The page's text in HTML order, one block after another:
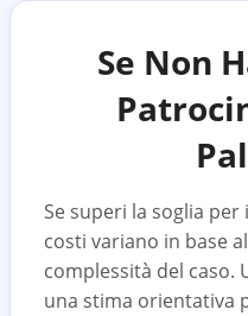
Se Non
Se superi la soglia
costi variano in base
complessità del caso.
una stima orientativa